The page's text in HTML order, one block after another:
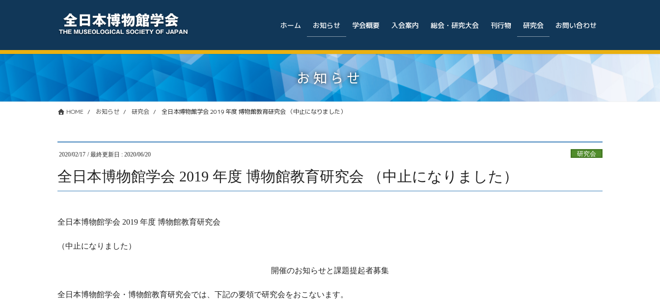
ツ
シ
移
ホーム お知らせ 学会概要 入会案内 総会・研究大会 刊行物 研究会 お問い合わせ
お知らせ
HOME お知らせ 研究会 全日本博物館学会 2019 年度 博物館教育研究会 （中止になりました）
2020/02/17 / 最終更新日 : 2020/06/20 研究会
全日本博物館学会 2019 年度 博物館教育研究会 （中止になりました）
全日本博物館学会 2019 年度 博物館教育研究会
（中止になりました）
開催のお知らせと課題提起者募集
全日本博物館学会・博物館教育研究会では、下記の要領で研究会をおこないます。